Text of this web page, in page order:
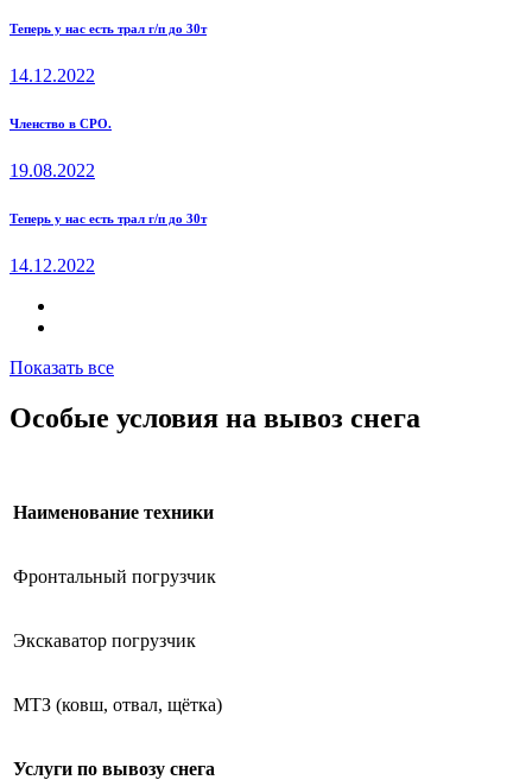
Теперь у нас есть трал г/п до 30т
14.12.2022
Членство в СРО.
19.08.2022
Теперь у нас есть трал г/п до 30т
14.12.2022
Показать все
Особые условия на вывоз снега
Наименование техники
Фронтальный погрузчик
Экскаватор погрузчик
МТЗ (ковш, отвал, щётка)
Услуги по вывозу снега